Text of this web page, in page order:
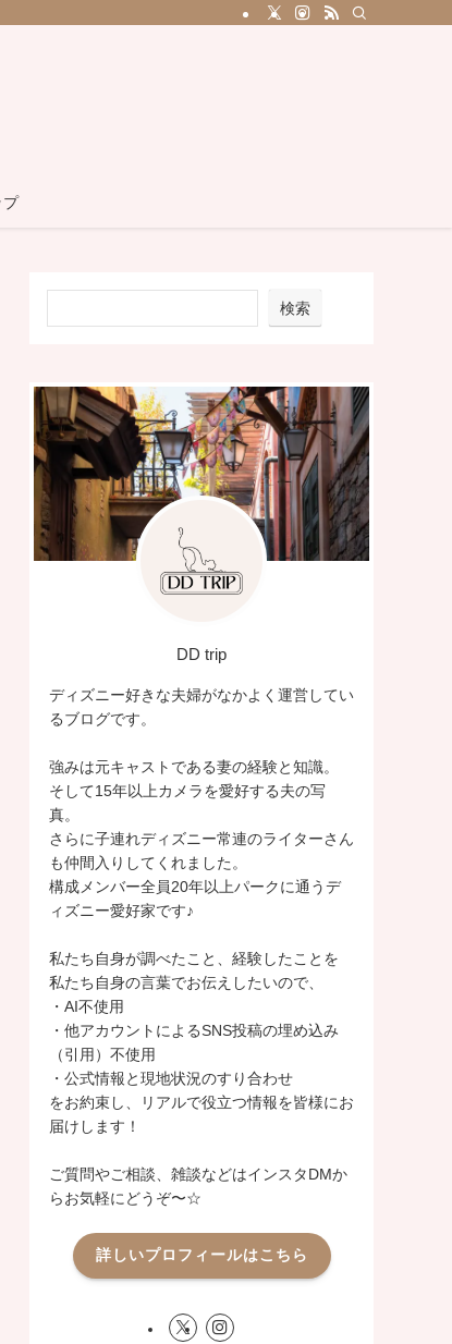
プ
検索
DD trip
ディズニー好きな夫婦がなかよく運営してい
るブログです。
強みは元キャストである妻の経験と知識。
そして15年以上カメラを愛好する夫の写
真。
さらに子連れディズニー常連のライターさん
も仲間入りしてくれました。
構成メンバー全員20年以上パークに通うデ
ィズニー愛好家です♪
私たち自身が調べたこと、経験したことを
私たち自身の言葉でお伝えしたいので、
・AI不使用
・他アカウントによるSNS投稿の埋め込み
（引用）不使用
・公式情報と現地状況のすり合わせ
をお約束し、リアルで役立つ情報を皆様にお
届けします！
ご質問やご相談、雑談などはインスタDMか
らお気軽にどうぞ〜☆
詳しいプロフィールはこちら